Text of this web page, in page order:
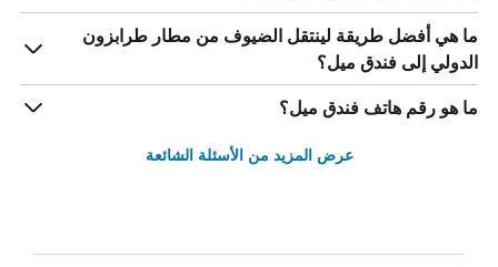
ما هي أفضل طريقة لينتقل الضيوف من مطار طرابزون
الدولي إلى فندق ميل؟
ما هو رقم هاتف فندق ميل؟
عرض المزيد من الأسئلة الشائعة